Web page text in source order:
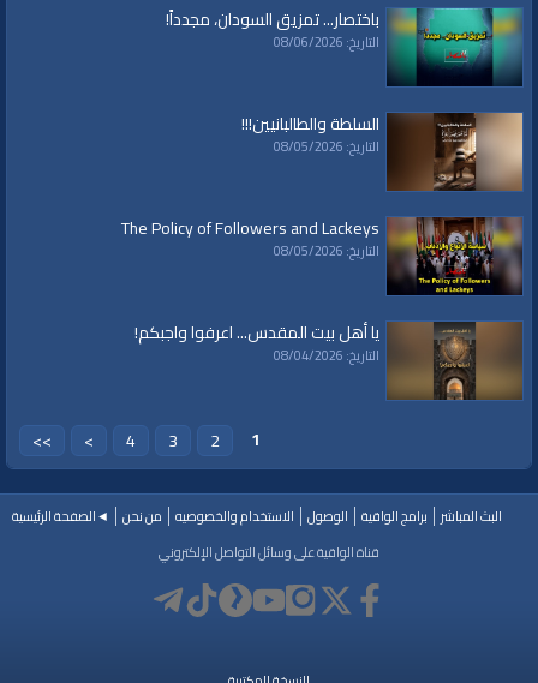
باختصار... تمزيق السودان، مجدداً!
التاريخ: 08/06/2026
السلطة والطالبانيين!!!
التاريخ: 08/05/2026
The Policy of Followers and Lackeys
التاريخ: 08/05/2026
يا أهل بيت المقدس... اعرفوا واجبكم!
التاريخ: 08/04/2026
1
2
3
4
>
>>
البث المباشر برامج الواقية الوصول الاستخدام والخصوصيه من نحن
◄الصفحة الرئيسية
قناة الواقية على وسائل التواصل الإلكتروني